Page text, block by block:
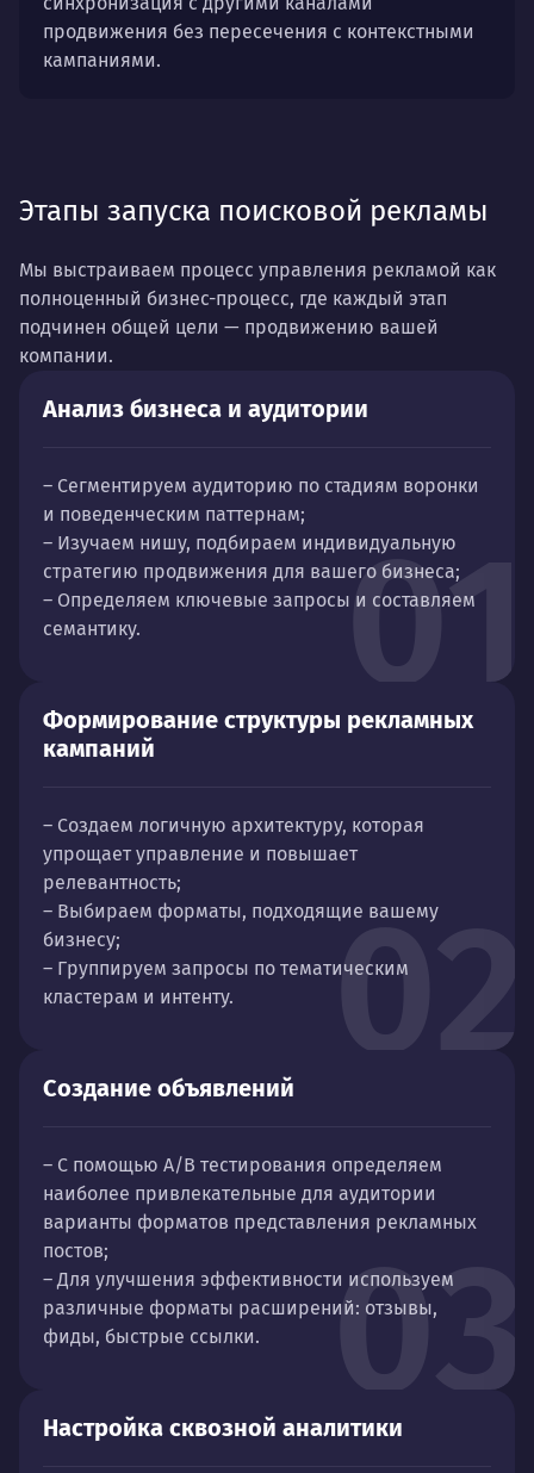
продвижения без пересечения с контекстными
кампаниями.
Этапы запуска поисковой рекламы
Мы выстраиваем процесс управления рекламой как
полноценный бизнес-процесс, где каждый этап
подчинен общей цели — продвижению вашей
компании.
01
Анализ бизнеса и аудитории
– Сегментируем аудиторию по стадиям воронки
и поведенческим паттернам;
– Изучаем нишу, подбираем индивидуальную
стратегию продвижения для вашего бизнеса;
– Определяем ключевые запросы и составляем
семантику.
02
Формирование структуры рекламных
кампаний
– Создаем логичную архитектуру, которая
упрощает управление и повышает
релевантность;
– Выбираем форматы, подходящие вашему
бизнесу;
– Группируем запросы по тематическим
кластерам и интенту.
03
Создание объявлений
– С помощью А/B тестирования определяем
наиболее привлекательные для аудитории
варианты форматов представления рекламных
постов;
– Для улучшения эффективности используем
различные форматы расширений: отзывы,
фиды, быстрые ссылки.
Настройка сквозной аналитики